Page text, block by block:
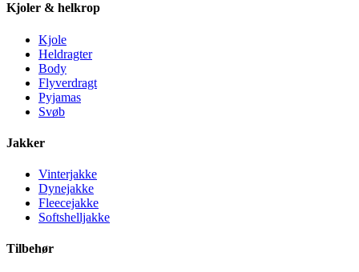
Kjoler & helkrop
Kjole
Heldragter
Body
Flyverdragt
Pyjamas
Svøb
Jakker
Vinterjakke
Dynejakke
Fleecejakke
Softshelljakke
Tilbehør